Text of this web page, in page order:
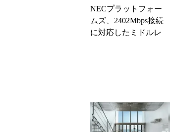
NECプラットフォー
ムズ、2402Mbps接続
に対応したミドルレ